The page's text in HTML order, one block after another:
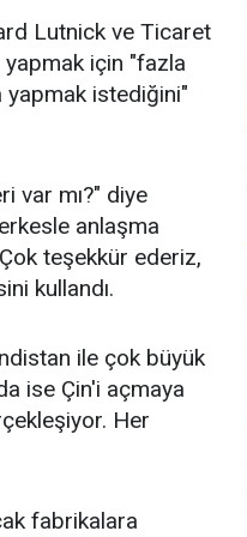
Lutnick ve Ticaret
için "fazla
yapmak istediğini"
var mı?" diye
anlaşma
teşekkür ederiz,
kullandı.
ile çok büyük
ise Çin'i açmaya
Her
fabrikalara